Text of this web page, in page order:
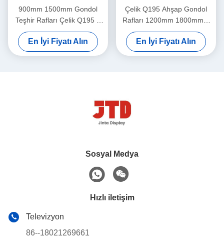
900mm 1500mm Gondol
Teşhir Rafları Çelik Q195 2
Taraflı Raf
En İyi Fiyatı Alın
Çelik Q195 Ahşap Gondol
Rafları 1200mm 1800mm 5
Katlı Depolama Rafı
En İyi Fiyatı Alın
Sosyal Medya
Hızlı iletişim
Televizyon
86--18021269661